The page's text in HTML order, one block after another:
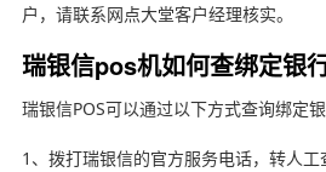
户，请联系网点大堂客户经理核实。
瑞银信pos机如何查绑定银
瑞银信POS可以通过以下方式查询绑定银
1、拨打瑞银信的官方服务电话，转人